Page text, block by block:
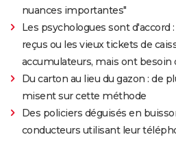
nuances importantes"
Les psychologues sont d'accord
reçus ou les vieux tickets de
accumulateurs, mais ont besoin
Du carton au lieu du gazon : de
misent sur cette méthode
Des policiers déguisés en
conducteurs utilisant leur